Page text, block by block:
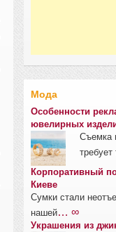
Мода
Особенности
ювелирных
Съемка
Корпоративный
Киеве
Сумки стали
нашей… ∞
Украшения из